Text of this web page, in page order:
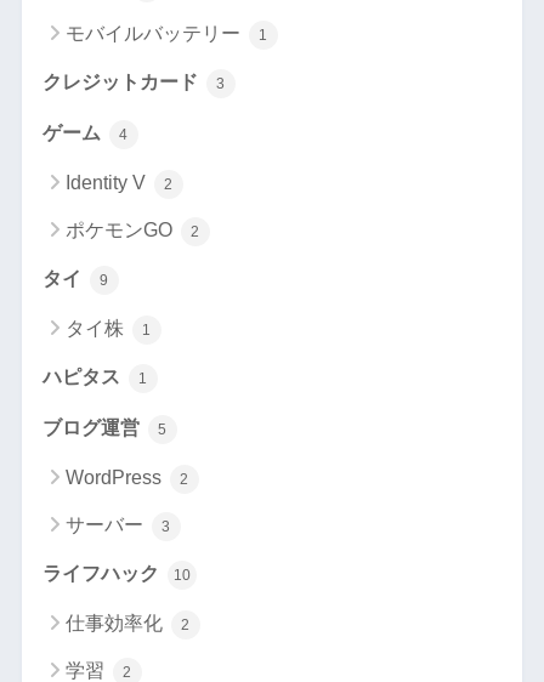
モバイルバッテリー 1
クレジットカード 3
ゲーム 4
Identity V 2
ポケモンGO 2
タイ 9
タイ株 1
ハピタス 1
ブログ運営 5
WordPress 2
サーバー 3
ライフハック 10
仕事効率化 2
学習 2